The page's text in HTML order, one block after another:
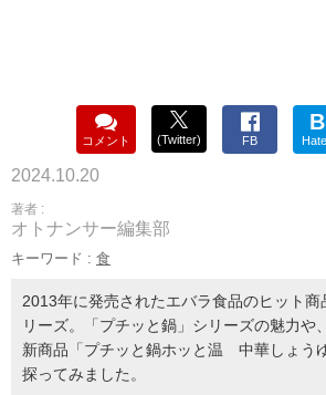
コメント (Twitter) FB
2024.10.20
著者 :
オトナンサー編集部
キーワード : 食
2013年に発売されたエバラ食品のヒット商
リーズ。「プチッと鍋」シリーズの魅力や
新商品「プチッと鍋ホッと温 中華しょう
探ってみました。